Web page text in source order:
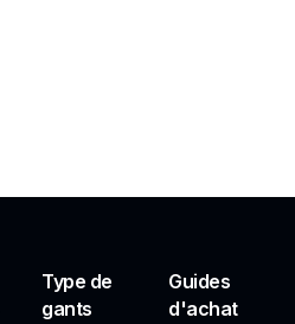
Type de
gants
Guides
d'achat